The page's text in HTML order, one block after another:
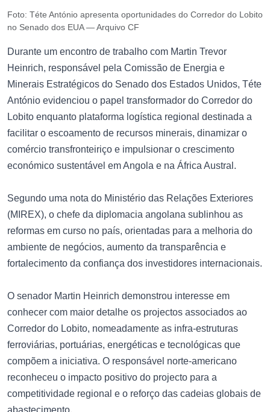
Foto: Téte António apresenta oportunidades do Corredor do Lobito
no Senado dos EUA — Arquivo CF
Durante um encontro de trabalho com Martin Trevor
Heinrich, responsável pela Comissão de Energia e
Minerais Estratégicos do Senado dos Estados Unidos, Téte
António evidenciou o papel transformador do Corredor do
Lobito enquanto plataforma logística regional destinada a
facilitar o escoamento de recursos minerais, dinamizar o
comércio transfronteiriço e impulsionar o crescimento
económico sustentável em Angola e na África Austral.
Segundo uma nota do Ministério das Relações Exteriores
(MIREX), o chefe da diplomacia angolana sublinhou as
reformas em curso no país, orientadas para a melhoria do
ambiente de negócios, aumento da transparência e
fortalecimento da confiança dos investidores internacionais.
O senador Martin Heinrich demonstrou interesse em
conhecer com maior detalhe os projectos associados ao
Corredor do Lobito, nomeadamente as infra-estruturas
ferroviárias, portuárias, energéticas e tecnológicas que
compõem a iniciativa. O responsável norte-americano
reconheceu o impacto positivo do projecto para a
competitividade regional e o reforço das cadeias globais de
abastecimento.